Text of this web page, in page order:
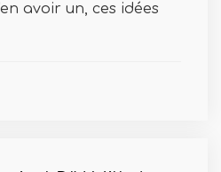
avoir un, ces idées